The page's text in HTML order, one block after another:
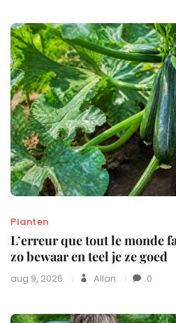
Planten
L’erreur que tout le monde
zo bewaar en teel je ze goed
aug 9, 2026 Allan 0